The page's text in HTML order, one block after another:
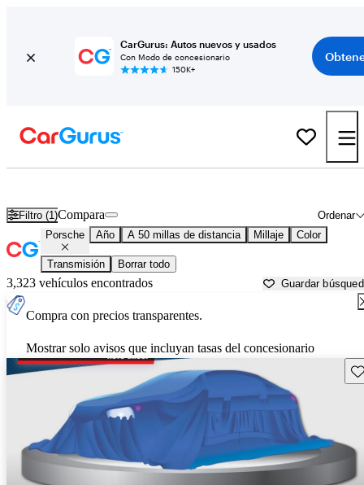
CarGurus: Autos nuevos y usados
Con Modo de concesionario
150K+
Filtro (1) Ordenar
Compara
Porsche Año A 50 millas de distancia Millaje Color
Transmisión Borrar todo
3,323 vehículos encontrados Guardar
Compra con precios transparentes.
Mostrar solo avisos que incluyan tasas del concesionario